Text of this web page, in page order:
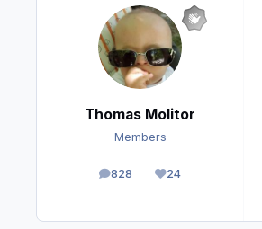
Thomas Molitor
Members
828
posts 24
Reputation